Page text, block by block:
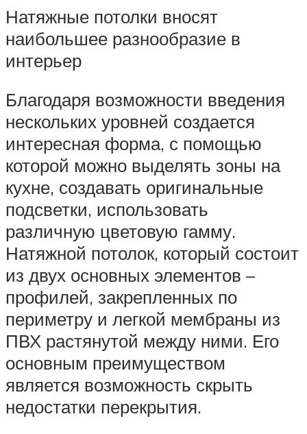
Натяжные потолки вносят
наибольшее разнообразие в
интерьер
Благодаря возможности введения
нескольких уровней создается
интересная форма, с помощью
которой можно выделять зоны на
кухне, создавать оригинальные
подсветки, использовать
различную цветовую гамму.
Натяжной потолок, который состоит
из двух основных элементов –
профилей, закрепленных по
периметру и легкой мембраны из
ПВХ растянутой между ними. Его
основным преимуществом
является возможность скрыть
недостатки перекрытия.